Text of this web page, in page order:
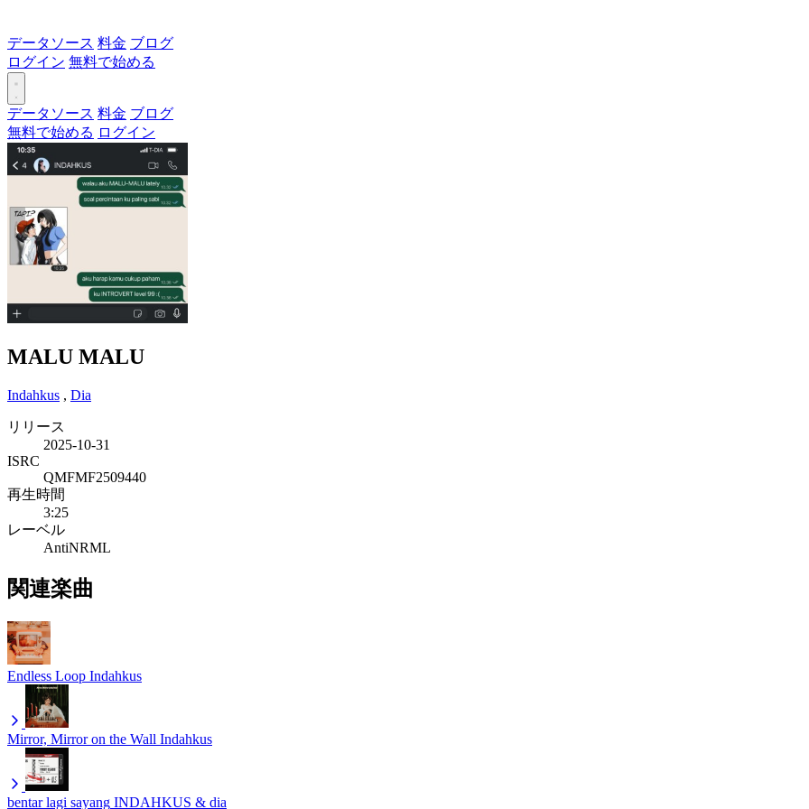
データソース 料金 ブログ
ログイン 無料で始める
データソース 料金 ブログ
無料で始める ログイン
MALU MALU
Indahkus , Dia
リリース
2025-10-31
ISRC
QMFMF2509440
再生時間
3:25
レーベル
AntiNRML
関連楽曲
Endless Loop Indahkus
Mirror, Mirror on the Wall Indahkus
bentar lagi sayang INDAHKUS & dia